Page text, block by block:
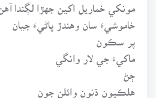
مونکي خماريل اکين جهڙا لڳندا آهن
خاموشيءَ سان وهندڙ پاڻيءَ جيان
ماکيءَ جي لار وانگي
هلڪيون ڌنون وائلن جون